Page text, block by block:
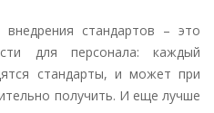
стандартов – это
для персонала: каждый
стандарты, и может при
получить. И еще лучше